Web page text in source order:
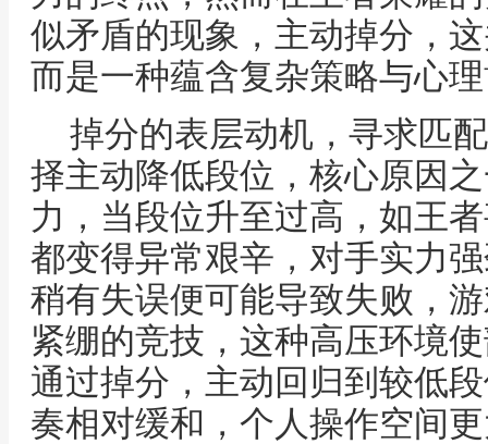
似矛盾的现象，主动掉分，
而是一种蕴含复杂策略与心
掉分的表层动机，寻求匹
择主动降低段位，核心原因
力，当段位升至过高，如王
都变得异常艰辛，对手实力
稍有失误便可能导致失败，
紧绷的竞技，这种高压环境
通过掉分，主动回归到较低
奏相对缓和，个人操作空间